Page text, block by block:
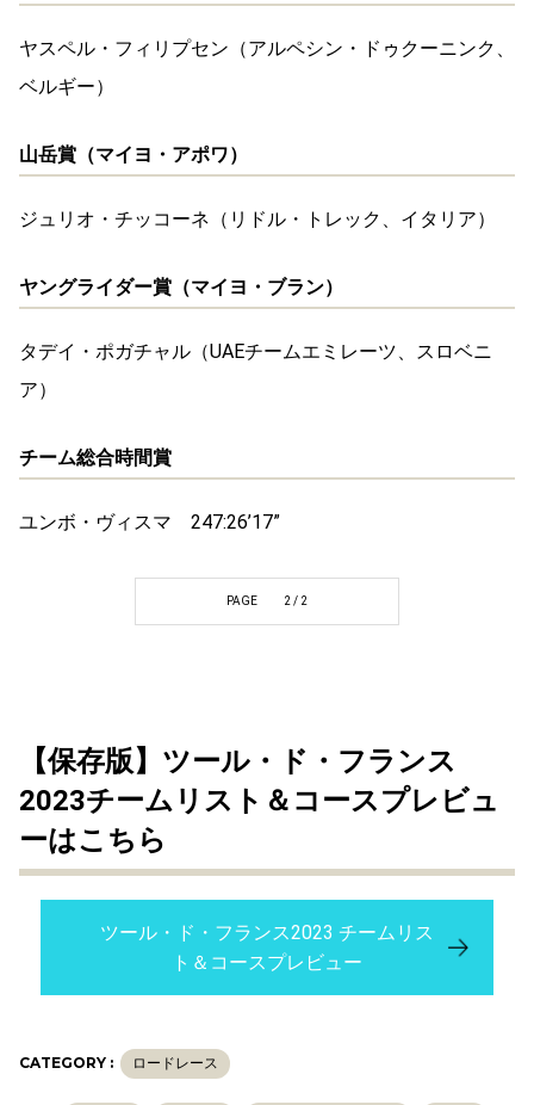
ヤスペル・フィリプセン（アルペシン・ドゥクーニンク、
ベルギー）
山岳賞（マイヨ・アポワ）
ジュリオ・チッコーネ（リドル・トレック、イタリア）
ヤングライダー賞（マイヨ・ブラン）
タデイ・ポガチャル（UAEチームエミレーツ、スロベニ
ア）
チーム総合時間賞
ユンボ・ヴィスマ 247:26’17”
PAGE 2 / 2
【保存版】ツール・ド・フランス
2023チームリスト＆コースプレビュ
ーはこちら
ツール・ド・フランス2023 チームリス
ト＆コースプレビュー
CATEGORY : ロードレース